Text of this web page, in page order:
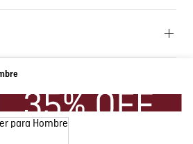
Secado en tendedero a la sombra.
No planchar. BLANQUEADO: No usar
POLIESTER PRENDA: 91% POLIESTER 9%
para escribir un comentario.
Todos